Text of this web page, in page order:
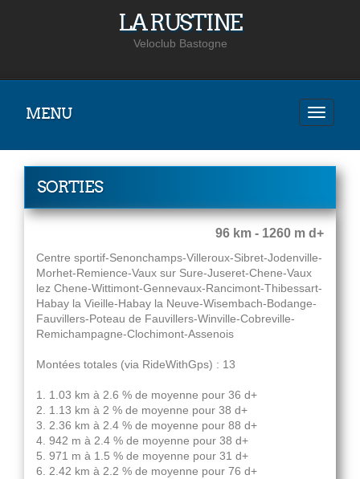
LA RUSTINE
Veloclub Bastogne
MENU
SORTIES
96 km - 1260 m d+
Centre sportif-Senonchamps-Villeroux-Sibret-Jodenville-
Morhet-Remience-Vaux sur Sure-Juseret-Chene-Vaux
lez Chene-Wittimont-Gennevaux-Rancimont-Thibessart-
Habay la Vieille-Habay la Neuve-Wisembach-Bodange-
Fauvillers-Poteau de Fauvillers-Winville-Cobreville-
Remichampagne-Clochimont-Assenois
Montées totales (via RideWithGps) : 13
1. 1.03 km à 2.6 % de moyenne pour 36 d+
2. 1.13 km à 2 % de moyenne pour 38 d+
3. 2.36 km à 2.4 % de moyenne pour 88 d+
4. 942 m à 2.4 % de moyenne pour 38 d+
5. 971 m à 1.5 % de moyenne pour 31 d+
6. 2.42 km à 2.2 % de moyenne pour 76 d+